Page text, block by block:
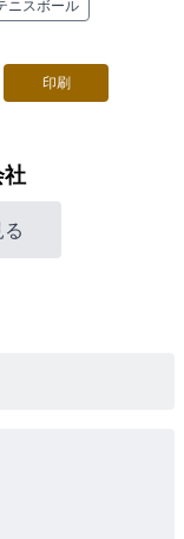
ニスボール
印刷
社